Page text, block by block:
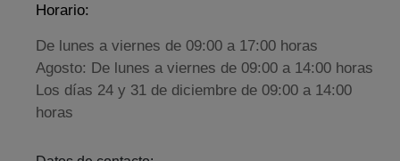
Horario:
De lunes a viernes de 09:00 a 17:00 horas
Agosto: De lunes a viernes de 09:00 a 14:00 horas
Los días 24 y 31 de diciembre de 09:00 a 14:00
horas